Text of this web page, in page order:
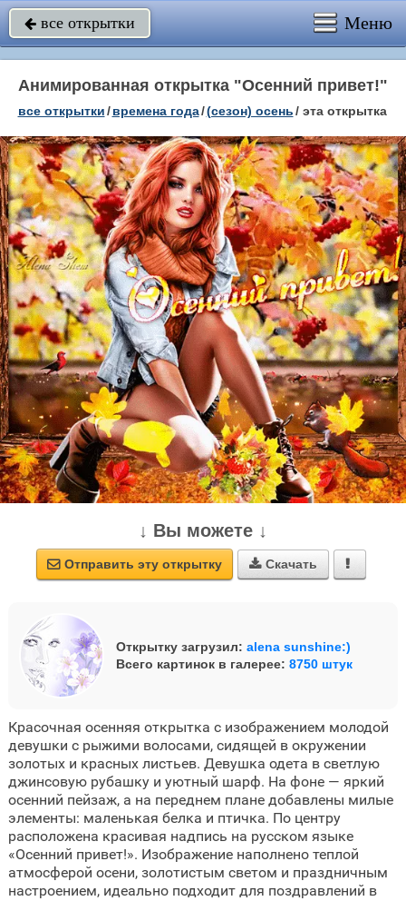
 все открытки Меню
Анимированная открытка "Осенний привет!"
все открытки/ времена года/(сезон) осень/ эта открытка
↓ Вы можете ↓
 Отправить эту открытку  Скачать 
Открытку загрузил: alena sunshine:)
Всего картинок в галерее: 8750 штук
Красочная осенняя открытка с изображением молодой
девушки с рыжими волосами, сидящей в окружении
золотых и красных листьев. Девушка одета в светлую
джинсовую рубашку и уютный шарф. На фоне — яркий
осенний пейзаж, а на переднем плане добавлены милые
элементы: маленькая белка и птичка. По центру
расположена красивая надпись на русском языке
«Осенний привет!». Изображение наполнено теплой
атмосферой осени, золотистым светом и праздничным
настроением, идеально подходит для поздравлений в